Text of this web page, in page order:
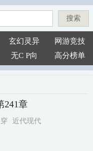
搜索
玄幻灵异
网游竞技
无C P向 高分榜单
241章
近代现代